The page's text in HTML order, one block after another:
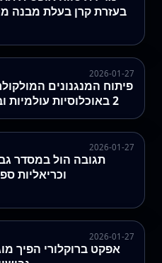
בעזרת קרן בעלת מבנה
2026-01-27
פיתוח המנגנונים
2 באוכלוסיות עולמיות וברקמות רלוונטיות למחלה
2026-01-27
תגובה הול במסדר
וכריאליות
2026-01-27
אפקט ברוקלורי הפיך